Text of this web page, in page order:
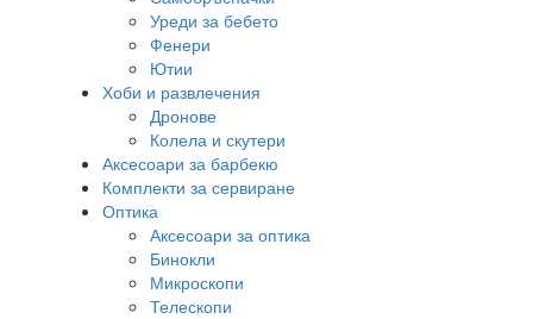
Уреди за бебето
Фенери
Ютии
Хоби и развлечения
Дронове
Колела и скутери
Аксесоари за барбекю
Комплекти за сервиране
Оптика
Аксесоари за оптика
Бинокли
Микроскопи
Телескопи